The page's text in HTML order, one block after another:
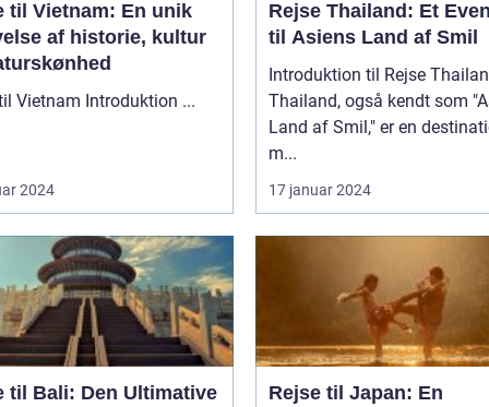
til Vietnam: En unik
af historie, kultur
Rejse til Vietnam Introduktion ...
2024
Rejse Thailand: Et
til Asiens Land af Smil
Introduktion til Rejse
Thailand, også kendt som
Land af Smil," er en
m...
17 januar 2024
til Bali: Den Ultimative
Rejse til Japan: En